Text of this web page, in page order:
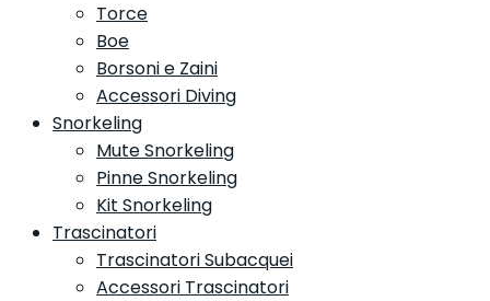
Torce
Boe
Borsoni e Zaini
Accessori Diving
Snorkeling
Mute Snorkeling
Pinne Snorkeling
Kit Snorkeling
Trascinatori
Trascinatori Subacquei
Accessori Trascinatori